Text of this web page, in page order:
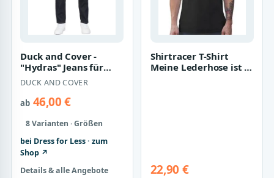
Duck and Cover -
"Hydras" Jeans für
Herren (Rohe Wäsche)
DUCK AND COVER
ab46,00 €
8 Varianten · Größen
bei Dress for Less · zum
Shop ↗
Details & alle Angebote
Shirtracer T-Shirt
Meine Lederhose ist in
22,90 €